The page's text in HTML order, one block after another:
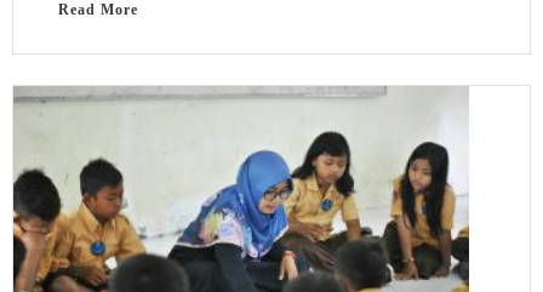
Read More